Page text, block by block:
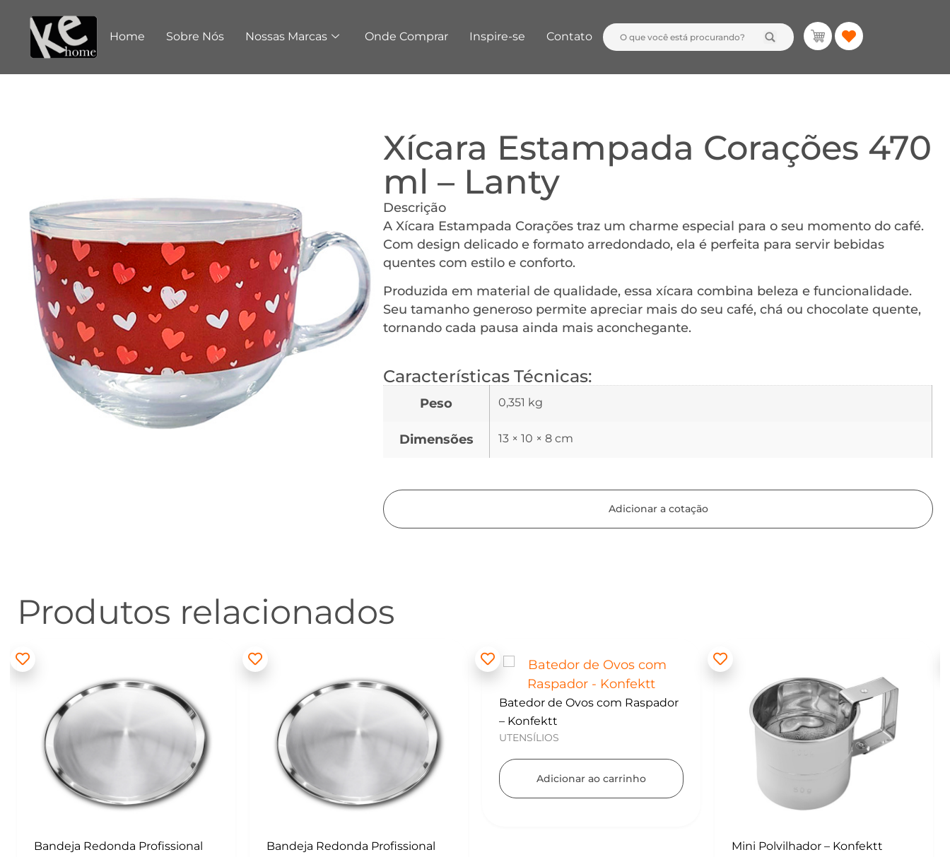
Home Sobre Nós Nossas Marcas Onde Comprar Inspire-se Contato
Xícara Estampada Corações 470
ml – Lanty
Descrição
A Xícara Estampada Corações traz um charme especial para o seu momento do café.
Com design delicado e formato arredondado, ela é perfeita para servir bebidas
quentes com estilo e conforto.
Produzida em material de qualidade, essa xícara combina beleza e funcionalidade.
Seu tamanho generoso permite apreciar mais do seu café, chá ou chocolate quente,
tornando cada pausa ainda mais aconchegante.
Características Técnicas:
Peso 0,351 kg
Dimensões 13 × 10 × 8 cm
Adicionar a cotação
Produtos relacionados
Bandeja Redonda Profissional
Batedor de Ovos com Raspador
– Konfektt
UTENSÍLIOS
Adicionar ao carrinho
Kit para Copos de Massa 2 peças